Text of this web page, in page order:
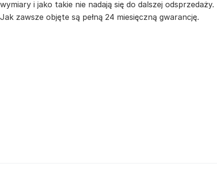
wymiary i jako takie nie nadają się do dalszej odsprzedaży.
Jak zawsze objęte są pełną 24 miesięczną gwarancję.